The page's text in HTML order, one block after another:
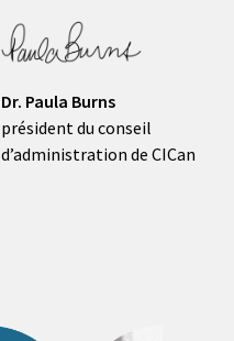
Dr. Paula Burns
président du conseil
d’administration de CICan